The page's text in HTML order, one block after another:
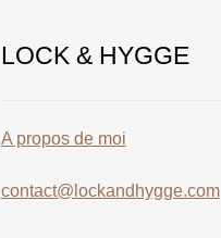
LOCK & HYGGE
A propos de moi
contact@lockandhygge.com